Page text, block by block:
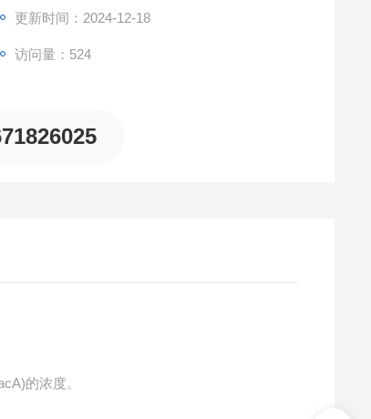
更新时间：2024-12-18
访问量：524
的浓度。